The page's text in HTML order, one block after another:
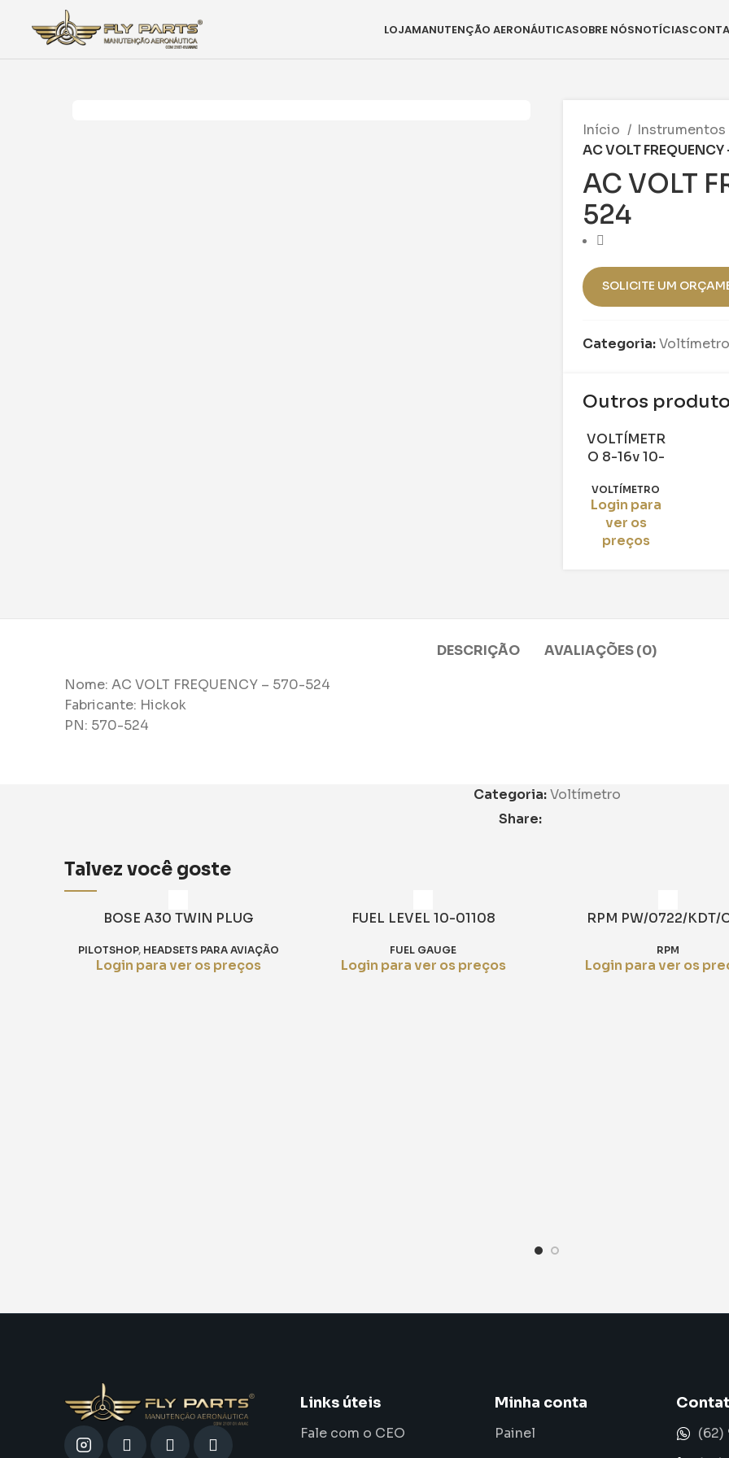
LOJAMANUTENÇÃO AERONÁUTICASOBRE NÓSNOTÍCIAS
Início
Instrumentos
AC VOLT
AC VOLT
524
SOLICITE UM
Categoria:Voltímetro
Outros
VOLTÍMETR
O 8-16v 10-
VOLTÍMETRO
Login para
ver os
preços
DESCRIÇÃO
AVALIAÇÕES (0)
Nome: AC VOLT FREQUENCY – 570-524
Fabricante: Hickok
PN: 570-524
Categoria: Voltímetro
Share:
Talvez você goste
BOSE A30 TWIN PLUG
PILOTSHOP, HEADSETS PARA AVIAÇÃO
Login para ver os preços
FUEL LEVEL 10-01108
FUEL GAUGE
Login para ver os preços
RPM PW/0722/KDT/
RPM
Login para ver os
Links úteis
Fale com o CEO
Minha conta
Painel
(62)